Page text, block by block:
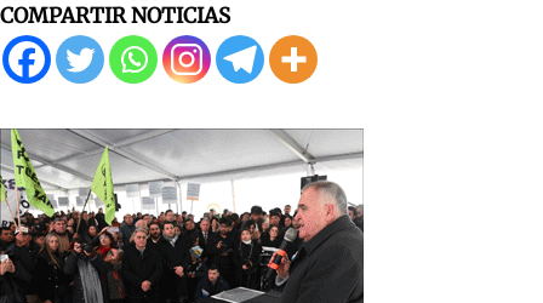
COMPARTIR NOTICIAS